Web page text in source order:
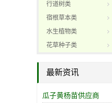
行道树类
宿根草本类
水生植物类
花草种子类
最新资讯
瓜子黄杨苗供应商